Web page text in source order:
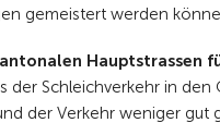
gemeistert werden
Hauptstrassen
der Schleichverkehr in den
der Verkehr weniger gut